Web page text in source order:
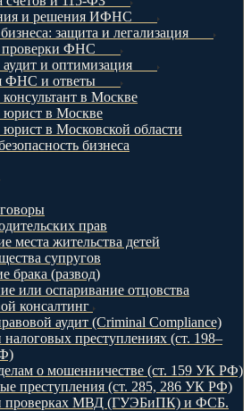
и решения ИФНС
защита и легализация
проверки ФНС
и оптимизация
ФНС и ответы
в Москве
в Москве
в Московской области
бизнеса
прав
места жительства детей
супругов
брака (развод)
или оспаривание отцовства
консалтинг
аудит (Criminal Compliance)
преступлениях (ст. 198–
о мошенничестве (ст. 159 УК РФ)
преступления (ст. 285, 286 УК РФ)
проверках МВД (ГУЭБиПК) и ФСБ.